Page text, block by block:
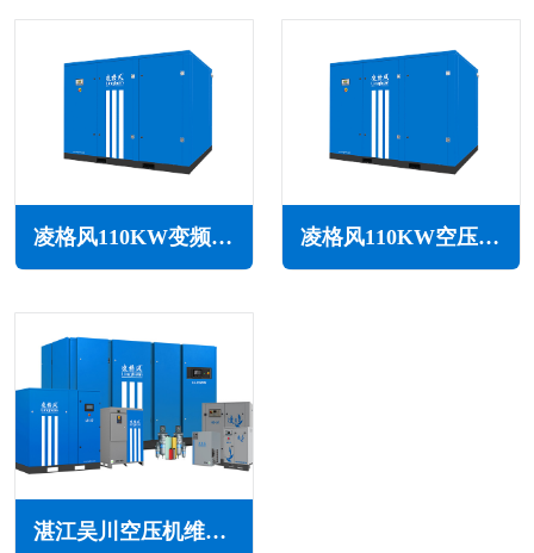
凌格风110KW变频空压机LS系列 凌格风110KW空压机LS系列
湛江吴川空压机维修保养